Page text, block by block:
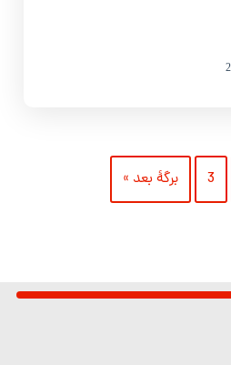
3 برگهٔ بعد »